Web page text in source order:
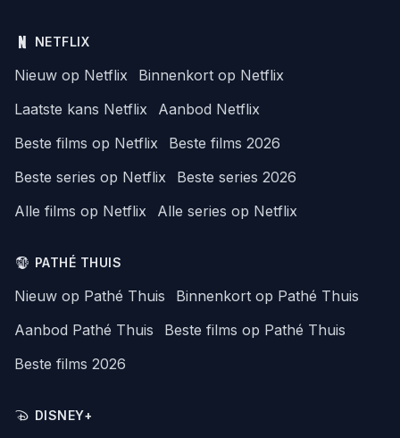
NETFLIX
Nieuw op Netflix
Binnenkort op Netflix
Laatste kans Netflix
Aanbod Netflix
Beste films op Netflix
Beste films 2026
Beste series op Netflix
Beste series 2026
Alle films op Netflix
Alle series op Netflix
PATHÉ THUIS
Nieuw op Pathé Thuis
Binnenkort op Pathé Thuis
Aanbod Pathé Thuis
Beste films op Pathé Thuis
Beste films 2026
DISNEY+